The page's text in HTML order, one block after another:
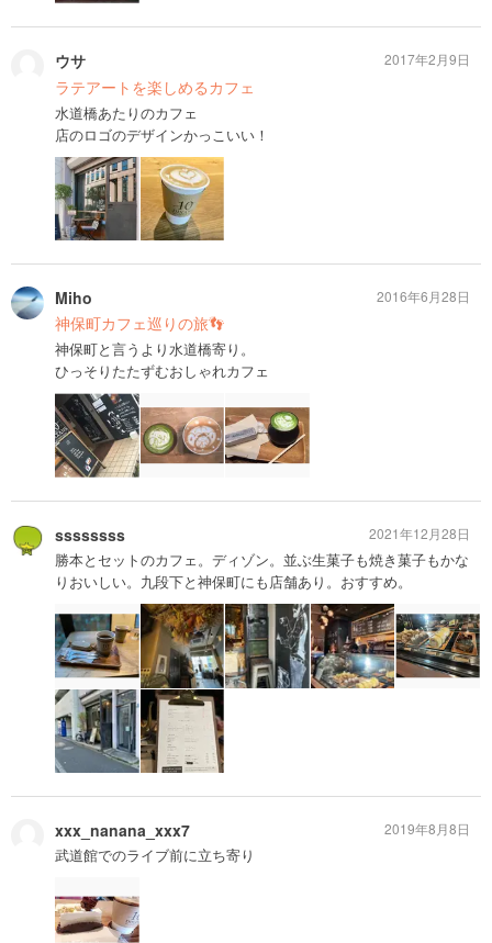
ウサ
ラテアートを楽しめるカフェ
水道橋あたりのカフェ
店のロゴのデザインかっこいい！
2017年2月9日
Miho
神保町カフェ巡りの旅👣
神保町と言うより水道橋寄り。
ひっそりたたずむおしゃれカフェ
2016年6月28日
ssssssss
勝本とセットのカフェ。ディゾン。並ぶ生菓子も焼き菓子もかな
りおいしい。九段下と神保町にも店舗あり。おすすめ。
2021年12月28日
xxx_nanana_xxx7
武道館でのライブ前に立ち寄り
2019年8月8日